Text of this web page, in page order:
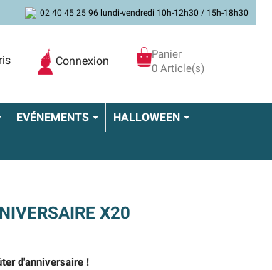
02 40 45 25 96 lundi-vendredi 10h-12h30 / 15h-18h30
Connexion
Panier
0 Article(s)
EVÉNEMENTS HALLOWEEN
X20
d'anniversaire !